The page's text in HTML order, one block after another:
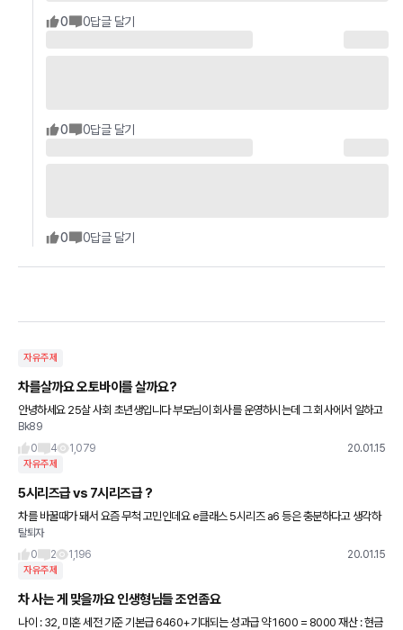
0 0답글 달기
0 0답글 달기
0 0답글 달기
자유주제
차를살까요 오토바이를 살까요?
안녕하세요 25살 사회 초년생입니다 부모님이 회사를 운영하시는데 그 회사에서 일하고
있습니다 월 240받으면서 일하고 있고 모아둔돈은 2000만원입니다 적금깨면 3000만
원이라 차를살지 아
Bk89
0
4 1,079 20.01.15
자유주제
5시리즈급 vs 7시리즈급 ?
차를 바꿀때가 돼서 요즘 무척 고민인데요 e클래스 5시리즈 a6 등은 충분하다고 생각하
는데 마음은 7시리즈 또는 a8로 많이 끌립니다 출시 1년 이내 중고도 좋은데 그런 중고가
도 1.2~1.3억
탈퇴자
0
2 1,196 20.01.15
자유주제
차 사는 게 맞을까요 인생형님들 조언좀요
나이 : 32, 미혼 세전 기준 기본급 6460+기대되는 성과급 약 1600 = 8000 재산 : 현금